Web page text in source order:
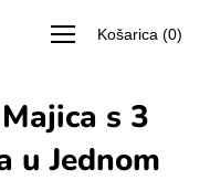
Otvorite
navigacijski
Košarica (0)
s 3
u Jednom